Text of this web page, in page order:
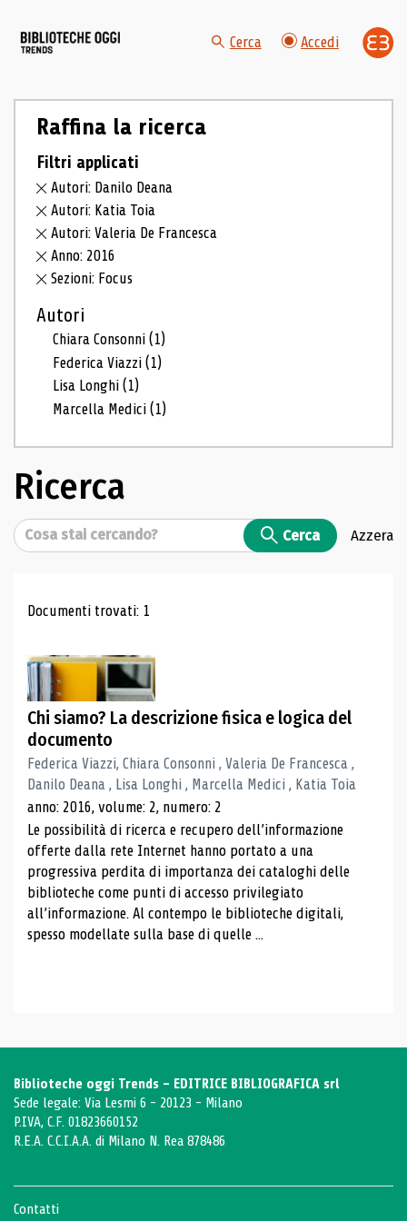
Cerca Accedi
Raffina la ricerca
Filtri applicati
Autori: Danilo Deana
Autori: Katia Toia
Autori: Valeria De Francesca
Anno: 2016
Sezioni: Focus
Autori
Chiara Consonni(1)
Federica Viazzi(1)
Lisa Longhi(1)
Marcella Medici(1)
Ricerca
Cerca Cerca Azzera
Risultati di ricerca
Documenti trovati: 1
Chi siamo? La descrizione fisica e logica del
documento
Federica Viazzi, Chiara Consonni , Valeria De Francesca ,
Danilo Deana , Lisa Longhi , Marcella Medici , Katia Toia
anno: 2016, volume: 2, numero: 2
Le possibilità di ricerca e recupero dell’informazione
offerte dalla rete Internet hanno portato a una
progressiva perdita di importanza dei cataloghi delle
biblioteche come punti di accesso privilegiato
all’informazione. Al contempo le biblioteche digitali,
spesso modellate sulla base di quelle ...
Biblioteche oggi Trends - EDITRICE BIBLIOGRAFICA srl
Sede legale: Via Lesmi 6 - 20123 - Milano
P.IVA, C.F. 01823660152
R.E.A. C.C.I.A.A. di Milano N. Rea 878486
Contatti